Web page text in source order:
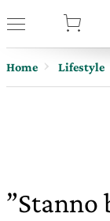
Home Lifestyle
”Stanno